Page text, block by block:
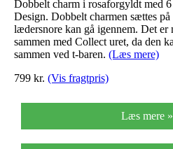
i
Dobbelt charm i rosaforgyldt med
Design. Dobbelt charmen sættes
lædersnore kan gå igennem. Det
sammen med Collect uret, da den
sammen ved t-baren. (Læs mere)
799 kr. (Vis fragtpris)
Læs mere »